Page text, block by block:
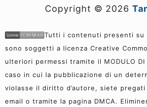
Copyright © 2026
Tutti i contenuti presenti su
sono soggetti a licenza Creative
ulteriori permessi tramite il MODULO DI
caso in cui la pubblicazione di un
violasse il diritto d’autore, siete
email o tramite la pagina DMCA.